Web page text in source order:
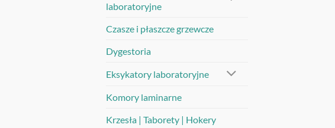
laboratoryjne
Czasze i płaszcze grzewcze
Dygestoria
Eksykatory laboratoryjne
Komory laminarne
Krzesła | Taborety | Hokery